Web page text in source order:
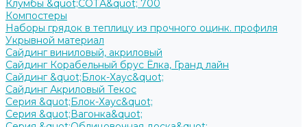
Клумбы &quot;СОТА&quot; 700
Компостеры
Наборы грядок в теплицу из прочного оцинк. профиля
Укрывной материал
Сайдинг виниловый, акриловый
Сайдинг Корабельный брус Ёлка, Гранд лайн
Сайдинг &quot;Блок-Хаус&quot;
Сайдинг Акриловый Текос
Серия &quot;Блок-Хаус&quot;
Серия &quot;Вагонка&quot;